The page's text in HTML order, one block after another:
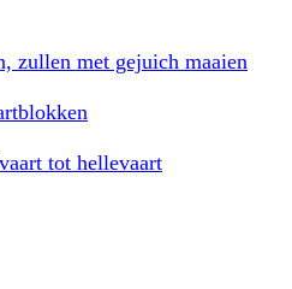
zullen met gejuich maaien
tot hellevaart